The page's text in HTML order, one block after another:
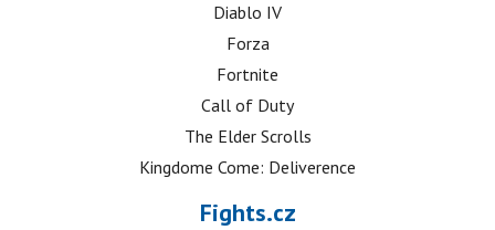
Diablo IV
Forza
Fortnite
Call of Duty
The Elder Scrolls
Kingdome Come: Deliverence
Fights.cz